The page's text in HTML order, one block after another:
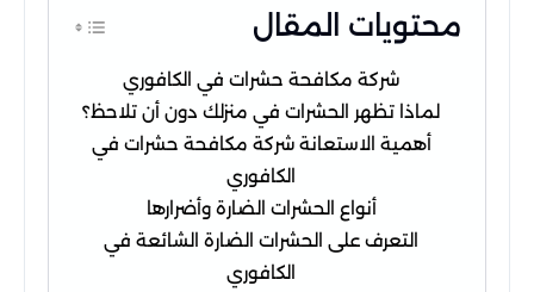
محتويات المقال
شركة مكافحة حشرات في الكافوري
لماذا تظهر الحشرات في منزلك دون أن تلاحظ؟
أهمية الاستعانة شركة مكافحة حشرات في
الكافوري
أنواع الحشرات الضارة وأضرارها
التعرف على الحشرات الضارة الشائعة في
الكافوري